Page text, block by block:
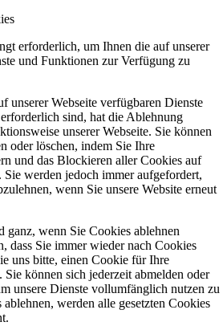
erforderlich, um Ihnen die auf unserer
und Funktionen zur Verfügung zu
unserer Webseite verfügbaren Dienste
sind, hat die Ablehnung
unserer Webseite. Sie können
oder löschen, indem Sie Ihre
und das Blockieren aller Cookies auf
Sie werden jedoch immer aufgefordert,
wenn Sie unsere Website erneut
ganz, wenn Sie Cookies ablehnen
dass Sie immer wieder nach Cookies
uns bitte, einen Cookie für Ihre
können sich jederzeit abmelden oder
unsere Dienste vollumfänglich nutzen zu
werden alle gesetzten Cookies